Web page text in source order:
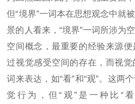
但“境界”一词本在思想观念中就
景的人看来，“境界”一词所涉为
空间概念，最重要的经验来源
过视觉感受空间的存在，而视
词来表达，如“看”和“观”。这两
觉行为，但“观”是一种比“